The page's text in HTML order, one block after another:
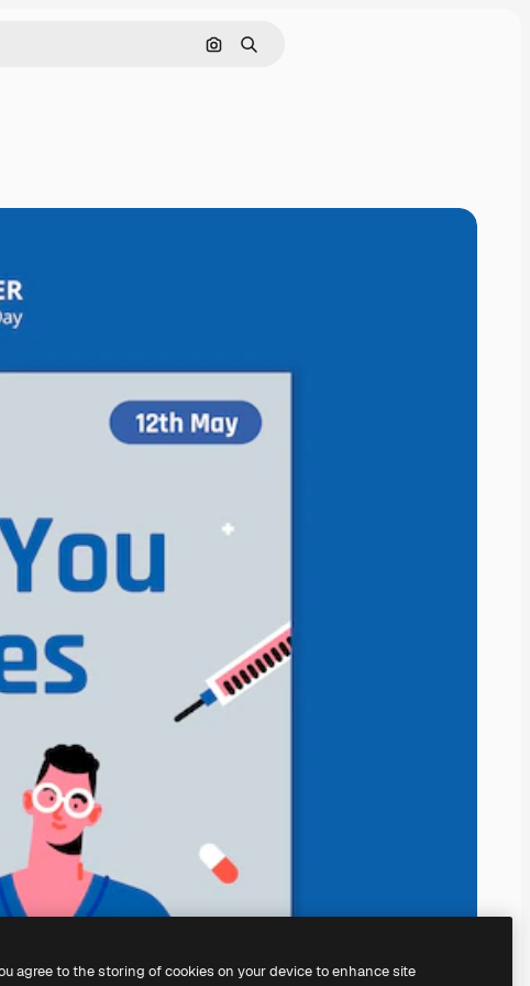
Cerca per immagine
Ricerca
agree to the storing of cookies on your device to enhance site